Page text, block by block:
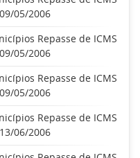
05/2006
Repasse de ICMS
05/2006
Repasse de ICMS
05/2006
Repasse de ICMS
06/2006